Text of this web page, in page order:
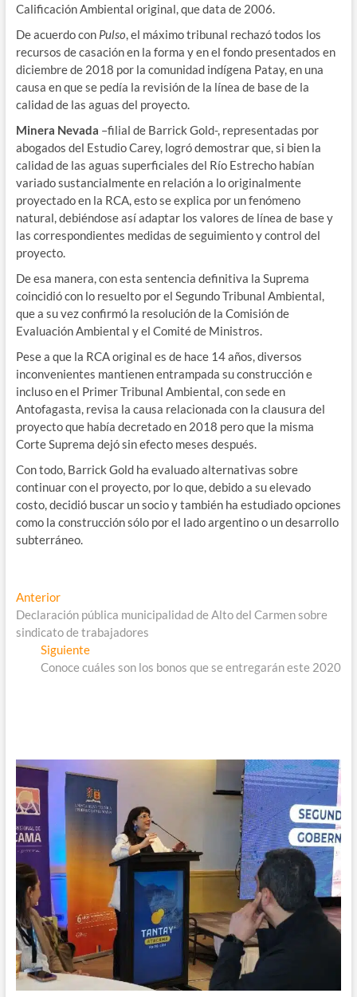
Calificación Ambiental original, que data de 2006.
De acuerdo con Pulso, el máximo tribunal rechazó todos los
recursos de casación en la forma y en el fondo presentados en
diciembre de 2018 por la comunidad indígena Patay, en una
causa en que se pedía la revisión de la línea de base de la
calidad de las aguas del proyecto.
Minera Nevada –filial de Barrick Gold-, representadas por
abogados del Estudio Carey, logró demostrar que, si bien la
calidad de las aguas superficiales del Río Estrecho habían
variado sustancialmente en relación a lo originalmente
proyectado en la RCA, esto se explica por un fenómeno
natural, debiéndose así adaptar los valores de línea de base y
las correspondientes medidas de seguimiento y control del
proyecto.
De esa manera, con esta sentencia definitiva la Suprema
coincidió con lo resuelto por el Segundo Tribunal Ambiental,
que a su vez confirmó la resolución de la Comisión de
Evaluación Ambiental y el Comité de Ministros.
Pese a que la RCA original es de hace 14 años, diversos
inconvenientes mantienen entrampada su construcción e
incluso en el Primer Tribunal Ambiental, con sede en
Antofagasta, revisa la causa relacionada con la clausura del
proyecto que había decretado en 2018 pero que la misma
Corte Suprema dejó sin efecto meses después.
Con todo, Barrick Gold ha evaluado alternativas sobre
continuar con el proyecto, por lo que, debido a su elevado
costo, decidió buscar un socio y también ha estudiado opciones
como la construcción sólo por el lado argentino o un desarrollo
subterráneo.
Navegación
de
entradas
AnteriorEntrada
anterior:
Declaración pública municipalidad de Alto del Carmen sobre
sindicato de trabajadores
SiguienteEntrada
siguiente:
Conoce cuáles son los bonos que se entregarán este 2020